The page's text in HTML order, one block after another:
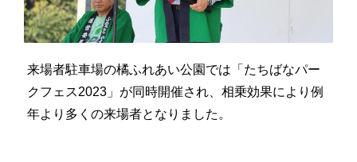
来場者駐車場の橘ふれあい公園では「たちばなパー
クフェス2023」が同時開催され、相乗効果により例
年より多くの来場者となりました。